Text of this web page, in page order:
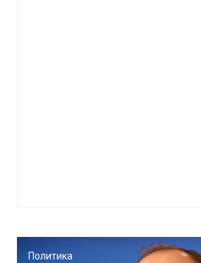
Политика